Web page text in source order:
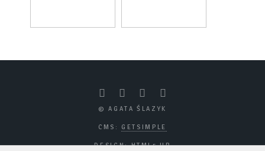
© AGATA ŚLAZYK
CMS: GETSIMPLE
DESIGN:HTML5 UP